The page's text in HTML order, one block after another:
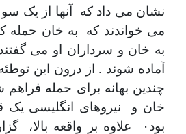
نشان می داد که آنها از یک سو
می خواندند که به خان حمله
به خان و سرداران او می
آماده شوند . از درون این
چندین بهانه برای حمله
خان و نیروهای انگلیسی یک
بود۰
علاوه بر واقعه بالا،